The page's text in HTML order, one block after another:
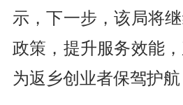
示，下一步，该局将
政策，提升服务效能
为返乡创业者保驾护